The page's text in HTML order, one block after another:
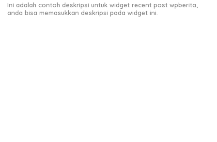
Ini adalah contoh deskripsi untuk widget recent post wpberita,
anda bisa memasukkan deskripsi pada widget ini.